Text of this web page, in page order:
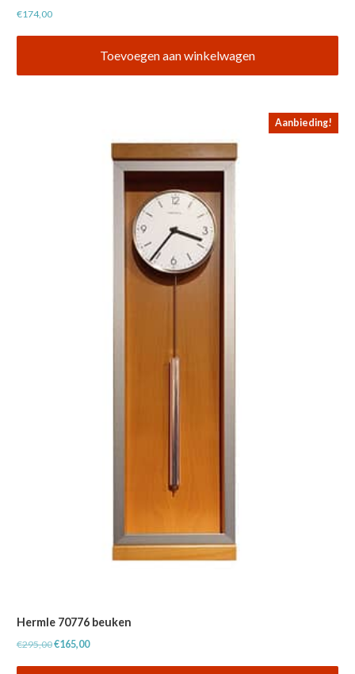
€174,00
Toevoegen aan winkelwagen
Aanbieding!
Hermle 70776 beuken
€295,00Oorspronkelijke
€165,00Huidige